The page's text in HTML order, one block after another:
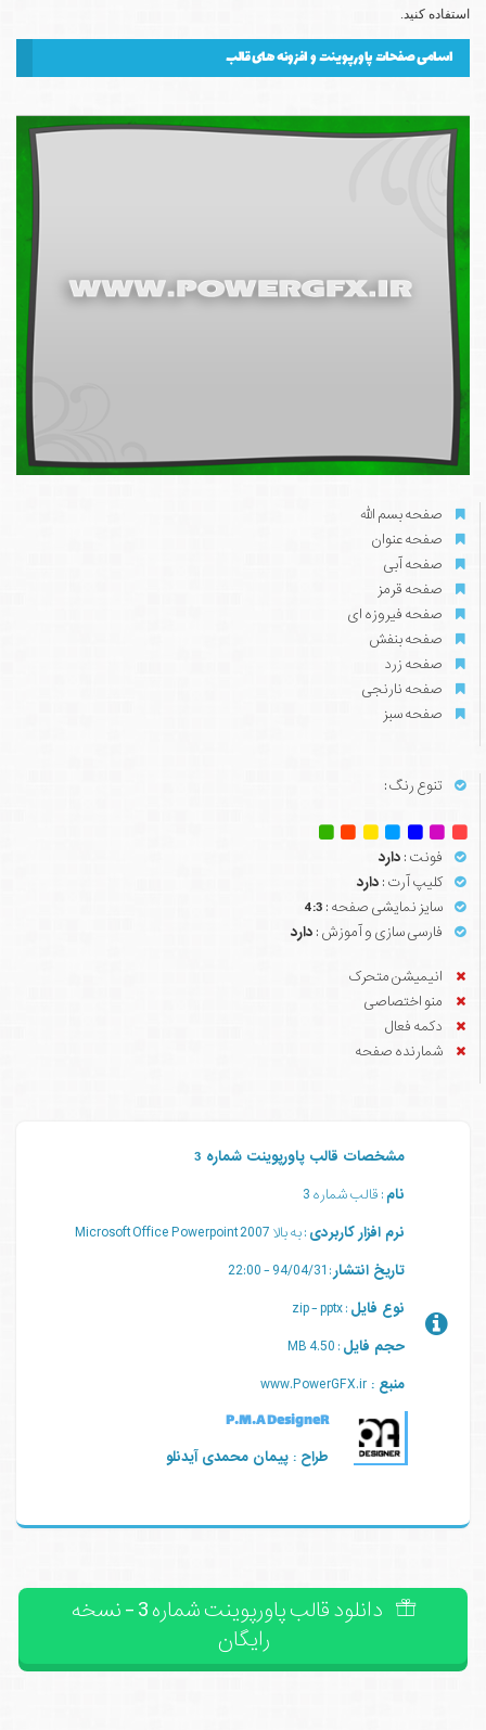
استفاده کنید.
اسامی صفحات پاورپوینت و افزونه های قالب
صفحه بسم الله
صفحه عنوان
صفحه آبی
صفحه قرمز
صفحه فیروزه ای
صفحه بنفش
صفحه زرد
صفحه نارنجی
صفحه سبز
تنوع رنگ :
فونت : دارد
کلیپ آرت : دارد
سایز نمایشی صفحه : 4:3
فارسی سازی و آموزش : دارد
انیمیشن متحرک
منو اختصاصی
دکمه فعال
شمارنده صفحه
مشخصات قالب پاورپوینت شماره 3
نام : قالب شماره 3
نرم افزار کاربردی : به بالا 2007 Microsoft Office Powerpoint
تاریخ انتشار: 94/04/31 - 22:00
نوع فایل : zip - pptx
حجم فایل : 4.50 MB
منبع : www.PowerGFX.ir
P.M.A DesigneR
طراح : پیمان محمدی آیدنلو
دانلود قالب پاورپوینت شماره 3 - نسخه
رایگان